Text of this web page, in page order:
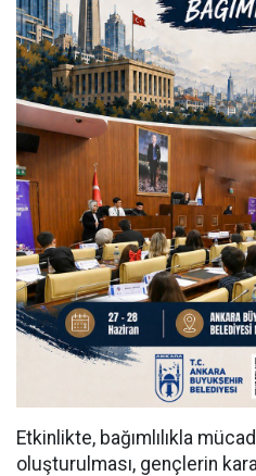
Etkinlikte, bağımlılıkla
oluşturulması, gençlerin